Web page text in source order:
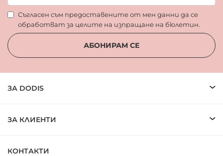
Съгласен съм предоставените от мен данни да се
обработват за целите на изпращане на бюлетин.
АБОНИРАМ СЕ
ЗА DODIS
ЗА КЛИЕНТИ
КОНТАКТИ